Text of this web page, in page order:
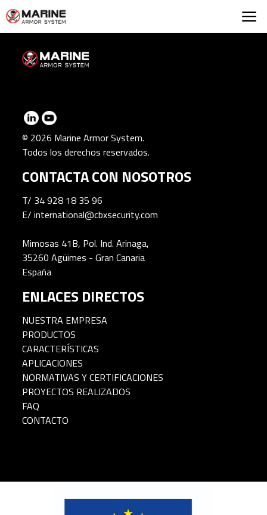
Marine Armor
© 2026 Marine Armor System.
Todos los derechos reservados.
CONTACTA CON NOSOTROS
T/ 34 928 18 35 96
E/international@cbxsecurity.com
Mimosas 41B, Pol. Ind. Arinaga,
35260 Agüimes - Gran Canaria
España
ENLACES DIRECTOS
NUESTRA EMPRESA
PRODUCTOS
CARACTERÍSTICAS
APLICACIONES
NORMATIVAS Y CERTIFICACIONES
PROYECTOS REALIZADOS
FAQ
CONTACTO